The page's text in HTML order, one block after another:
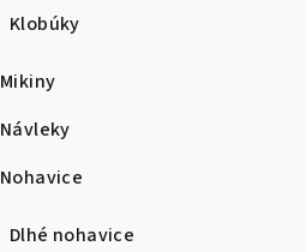
Klobúky
Mikiny
Návleky
Nohavice
Dlhé nohavice